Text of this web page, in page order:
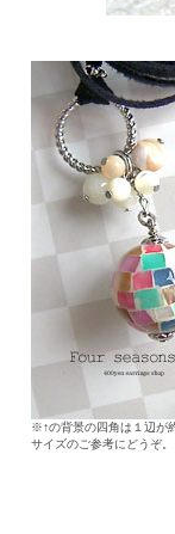
※↑の背景の四角は１辺が
サイズのご参考にどうぞ。